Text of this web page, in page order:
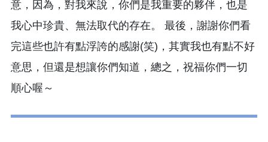
意，因為，對我來說，你們是我重要的夥伴，也是
我心中珍貴、無法取代的存在。 最後，謝謝你們看
完這些也許有點浮誇的感謝(笑)，其實我也有點不好
意思，但還是想讓你們知道，總之，祝福你們一切
順心喔～